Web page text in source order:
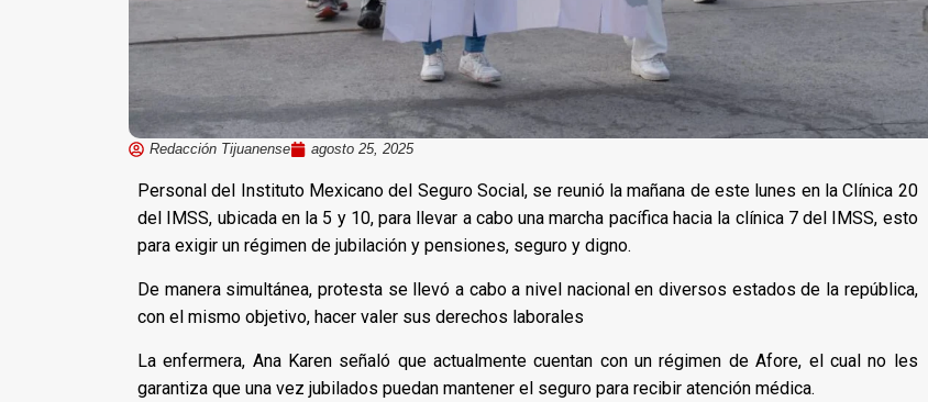
Redacción Tijuanense agosto 25, 2025
Personal del Instituto Mexicano del Seguro Social, se reunió la mañana de este lunes en la Clínica 20
del IMSS, ubicada en la 5 y 10, para llevar a cabo una marcha pacífica hacia la clínica 7 del IMSS, esto
para exigir un régimen de jubilación y pensiones, seguro y digno.
De manera simultánea, protesta se llevó a cabo a nivel nacional en diversos estados de la república,
con el mismo objetivo, hacer valer sus derechos laborales
La enfermera, Ana Karen señaló que actualmente cuentan con un régimen de Afore, el cual no les
garantiza que una vez jubilados puedan mantener el seguro para recibir atención médica.